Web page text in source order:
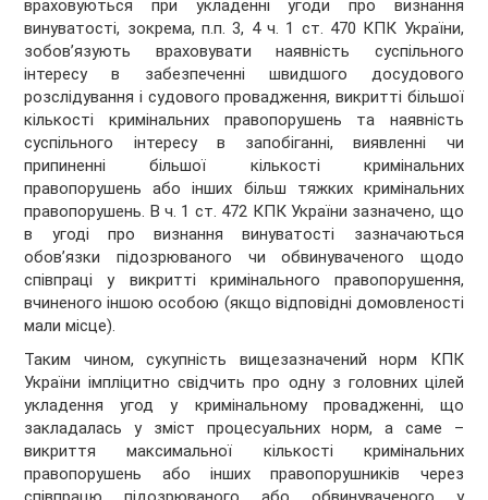
враховуються при укладенні угоди про визнання
винуватості, зокрема, п.п. 3, 4 ч. 1 ст. 470 КПК України,
зобов’язують враховувати наявність суспільного
інтересу в забезпеченні швидшого досудового
розслідування і судового провадження, викритті більшої
кількості кримінальних правопорушень та наявність
суспільного інтересу в запобіганні, виявленні чи
припиненні більшої кількості кримінальних
правопорушень або інших більш тяжких кримінальних
правопорушень. В ч. 1 ст. 472 КПК України зазначено, що
в угоді про визнання винуватості зазначаються
обов’язки підозрюваного чи обвинуваченого щодо
співпраці у викритті кримінального правопорушення,
вчиненого іншою особою (якщо відповідні домовленості
мали місце).
Таким чином, сукупність вищезазначений норм КПК
України імпліцитно свідчить про одну з головних цілей
укладення угод у кримінальному провадженні, що
закладалась у зміст процесуальних норм, а саме –
викриття максимальної кількості кримінальних
правопорушень або інших правопорушників через